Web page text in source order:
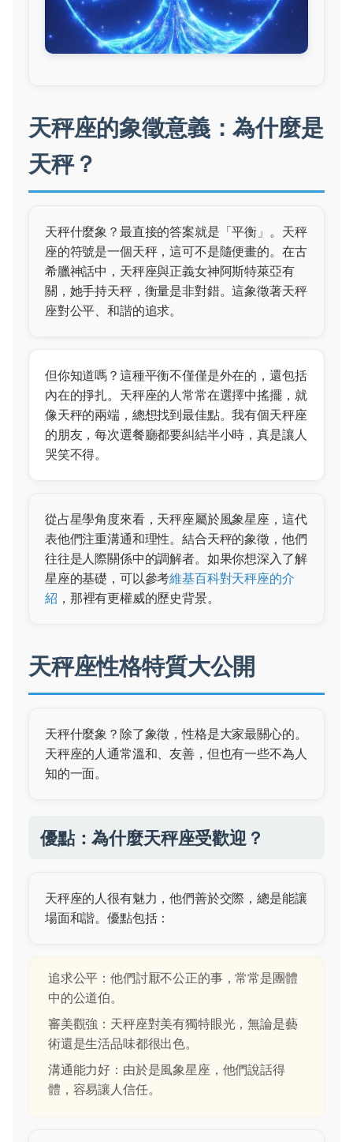
天秤座的象徵意義：為什麼是
天秤？
天秤什麼象？最直接的答案就是「平衡」。天秤
座的符號是一個天秤，這可不是隨便畫的。在古
希臘神話中，天秤座與正義女神阿斯特萊亞有
關，她手持天秤，衡量是非對錯。這象徵著天秤
座對公平、和諧的追求。
但你知道嗎？這種平衡不僅僅是外在的，還包括
內在的掙扎。天秤座的人常常在選擇中搖擺，就
像天秤的兩端，總想找到最佳點。我有個天秤座
的朋友，每次選餐廳都要糾結半小時，真是讓人
哭笑不得。
從占星學角度來看，天秤座屬於風象星座，這代
表他們注重溝通和理性。結合天秤的象徵，他們
往往是人際關係中的調解者。如果你想深入了解
星座的基礎，可以參考維基百科對天秤座的介
紹 ，那裡有更權威的歷史背景。
天秤座性格特質大公開
天秤什麼象？除了象徵，性格是大家最關心的。
天秤座的人通常溫和、友善，但也有一些不為人
知的一面。
優點：為什麼天秤座受歡迎？
天秤座的人很有魅力，他們善於交際，總是能讓
場面和諧。優點包括：
追求公平：他們討厭不公正的事，常常是團體
中的公道伯。
審美觀強：天秤座對美有獨特眼光，無論是藝
術還是生活品味都很出色。
溝通能力好：由於是風象星座，他們說話得
體，容易讓人信任。